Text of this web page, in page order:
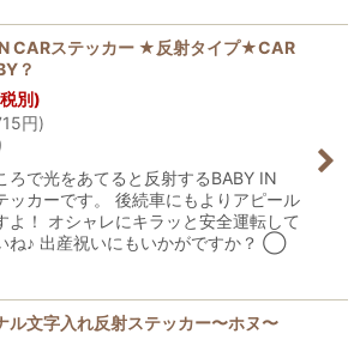
CARステッカー ★反射タイプ★CAR
？
別)
円)
ろで光をあてると反射するBABY IN
ッカーです。 後続車にもよりアピール
よ！ オシャレにキラッと安全運転して
ね♪ 出産祝いにもいかがですか？ ◯
ル文字入れ反射ステッカー〜ホヌ〜